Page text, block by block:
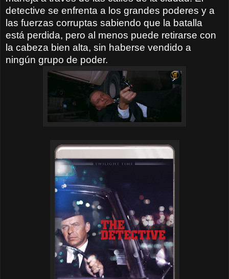
detective se enfrenta a los grandes poderes y a
las fuerzas corruptas sabiendo que la batalla
está perdida, pero al menos puede retirarse con
la cabeza bien alta, sin haberse vendido a
ningún grupo de poder.